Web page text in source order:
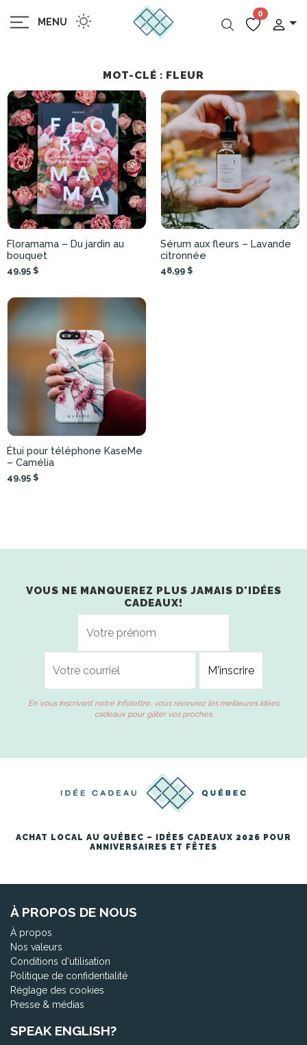
MENU
0
MOT-CLÉ : FLEUR
Floramama – Du jardin au
bouquet
49,95 $
Sérum aux fleurs – Lavande
citronnée
48,99 $
Étui pour téléphone KaseMe
– Camélia
49,95 $
VOUS NE MANQUEREZ PLUS JAMAIS D'IDÉES
CADEAUX!
En vous inscrivant notre infolettre, vous recevrez les meilleures idées
cadeaux pour gâter vos proches.
ACHAT LOCAL AU QUÉBEC – IDÉES CADEAUX 2026 POUR
ANNIVERSAIRES ET FÊTES
À PROPOS DE NOUS
À propos
Nos valeurs
Conditions d'utilisation
Politique de confidentialité
Réglage des cookies
Presse & médias
SPEAK ENGLISH?